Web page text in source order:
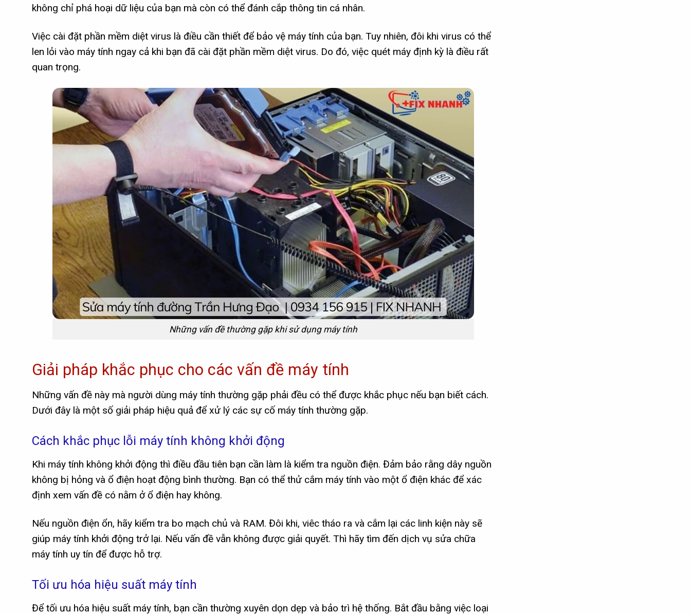
không chỉ phá hoại dữ liệu của bạn mà còn có thể đánh cắp thông tin cá nhân.
Việc cài đặt phần mềm diệt virus là điều cần thiết để bảo vệ máy tính của bạn. Tuy nhiên, đôi khi virus có thể
len lỏi vào máy tính ngay cả khi bạn đã cài đặt phần mềm diệt virus. Do đó, việc quét máy định kỳ là điều rất
quan trọng.
Những vấn đề thường gặp khi sử dụng máy tính
Giải pháp khắc phục cho các vấn đề máy tính
Những vấn đề này mà người dùng máy tính thường gặp phải đều có thể được khắc phục nếu bạn biết cách.
Dưới đây là một số giải pháp hiệu quả để xử lý các sự cố máy tính thường gặp.
Cách khắc phục lỗi máy tính không khởi động
Khi máy tính không khởi động thì điều đầu tiên bạn cần làm là kiểm tra nguồn điện. Đảm bảo rằng dây nguồn
không bị hỏng và ổ điện hoạt động bình thường. Bạn có thể thử cắm máy tính vào một ổ điện khác để xác
định xem vấn đề có nằm ở ổ điện hay không.
Nếu nguồn điện ổn, hãy kiểm tra bo mạch chủ và RAM. Đôi khi, viêc tháo ra và cắm lại các linh kiện này sẽ
giúp máy tính khởi động trở lại. Nếu vấn đề vẫn không được giải quyết. Thì hãy tìm đến dịch vụ sửa chữa
máy tính uy tín để được hỗ trợ.
Tối ưu hóa hiệu suất máy tính
Để tối ưu hóa hiệu suất máy tính, bạn cần thường xuyên dọn dẹp và bảo trì hệ thống. Bắt đầu bằng việc loại